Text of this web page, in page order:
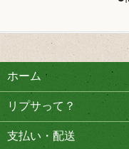
ホーム
リプサって？
支払い・配送